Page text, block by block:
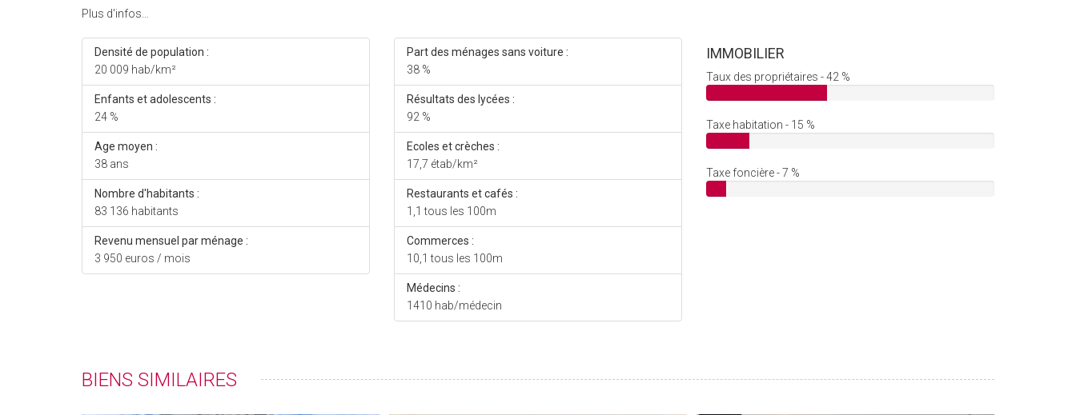
Plus d'infos...
Densité de population :
20 009 hab/km²
Enfants et adolescents :
24 %
Age moyen :
38 ans
Nombre d'habitants :
83 136 habitants
Revenu mensuel par ménage :
3 950 euros / mois
Part des ménages sans voiture :
38 %
Résultats des lycées :
92 %
Ecoles et crèches :
17,7 étab/km²
Restaurants et cafés :
1,1 tous les 100m
Commerces :
10,1 tous les 100m
Médecins :
1410 hab/médecin
IMMOBILIER
Taux des propriétaires - 42 %
Taxe habitation - 15 %
Taxe foncière - 7 %
BIENS SIMILAIRES